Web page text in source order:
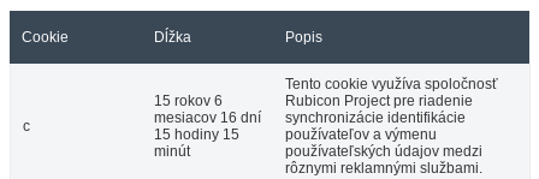
Cookie Dĺžka Popis
c
15 rokov 6
mesiacov 16 dní
15 hodiny 15
minút
Tento cookie využíva spoločnosť
Rubicon Project pre riadenie
synchronizácie identifikácie
používateľov a výmenu
používateľských údajov medzi
rôznymi reklamnými službami.